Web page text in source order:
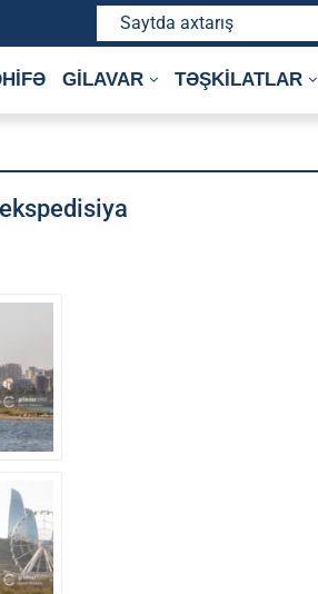
GİLAVAR TƏŞKİLATLAR